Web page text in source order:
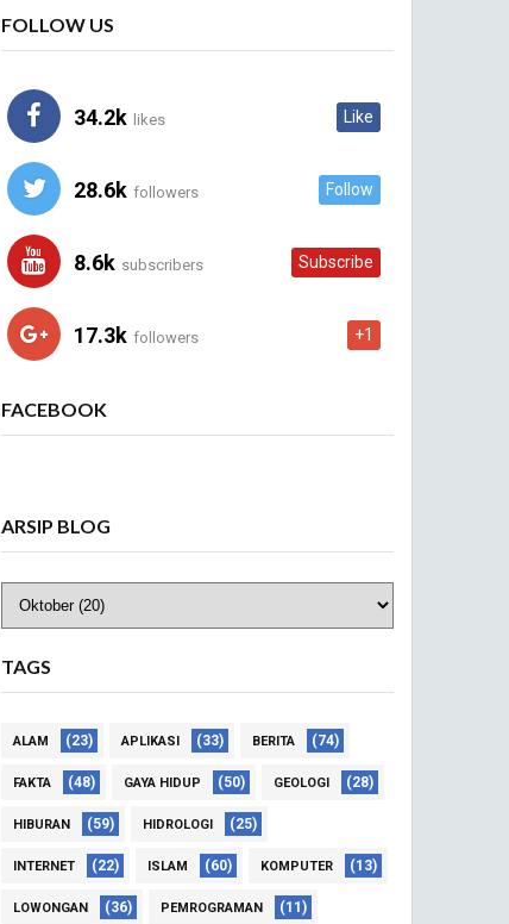
FOLLOW US
34.2k likes Like
28.6k followers Follow
8.6k subscribers Subscribe
17.3k followers +1
FACEBOOK
ARSIP BLOG
TAGS
ALAM (23) APLIKASI (33) BERITA (74)
FAKTA (48) GAYA HIDUP (50) GEOLOGI (28)
HIBURAN (59) HIDROLOGI (25)
INTERNET (22) ISLAM (60) KOMPUTER (13)
LOWONGAN (36) PEMROGRAMAN (11)